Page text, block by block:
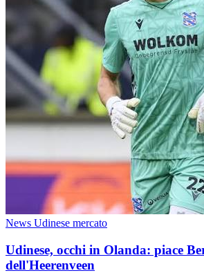
News Udinese mercato
Udinese, occhi in Olanda: piace
dell'Heerenveen